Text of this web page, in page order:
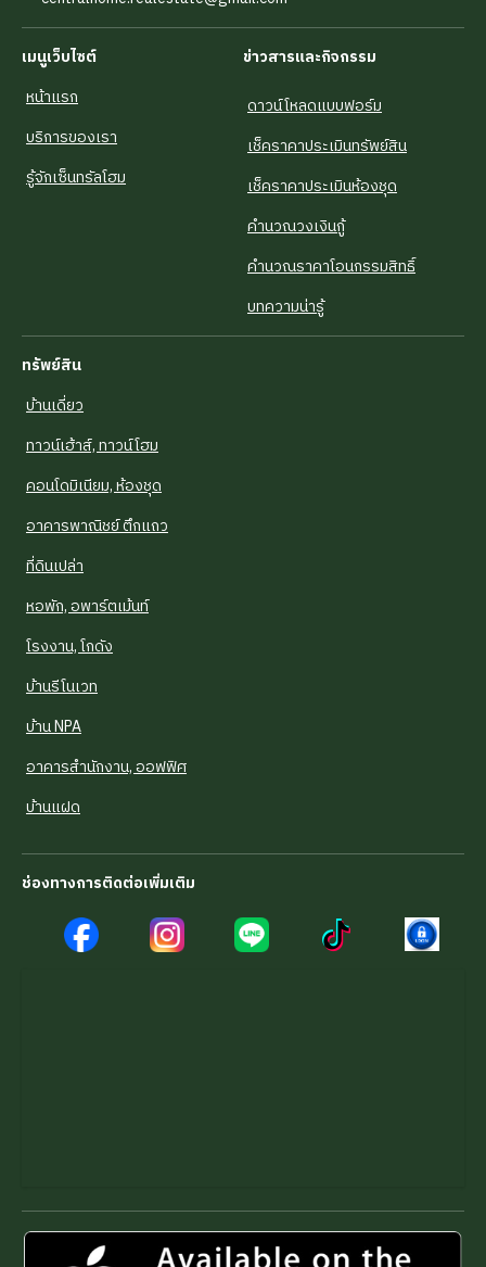
เมนูเว็บไซต์
หน้าแรก
บริการของเรา
รู้จักเซ็นทรัลโฮม
ข่าวสารและกิจกรรม
ดาวน์โหลดแบบฟอร์ม
เช็คราคาประเมินทรัพย์สิน
เช็คราคาประเมินห้องชุด
คำนวณวงเงินกู้
คำนวณราคาโอนกรรมสิทธิ์
บทความน่ารู้
ทรัพย์สิน
บ้านเดี่ยว
ทาวน์เฮ้าส์, ทาวน์โฮม
คอนโดมิเนียม, ห้องชุด
อาคารพาณิชย์ ตึกแถว
ที่ดินเปล่า
หอพัก, อพาร์ตเม้นท์
โรงงาน, โกดัง
บ้านรีโนเวท
บ้าน NPA
อาคารสำนักงาน, ออฟฟิศ
บ้านแฝด
ช่องทางการติดต่อเพิ่มเติม